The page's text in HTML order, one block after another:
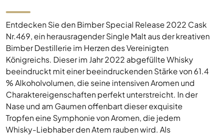
Entdecken Sie den Bimber Special Release 2022 Cask
Nr.469, ein herausragender Single Malt aus der kreativen
Bimber Destillerie im Herzen des Vereinigten
Königreichs. Dieser im Jahr 2022 abgefüllte Whisky
beeindruckt mit einer beeindruckenden Stärke von 61.4
% Alkoholvolumen, die seine intensiven Aromen und
Charaktereigenschaften perfekt unterstreicht. In der
Nase und am Gaumen offenbart dieser exquisite
Tropfen eine Symphonie von Aromen, die jedem
Whisky-Liebhaber den Atem rauben wird. Als